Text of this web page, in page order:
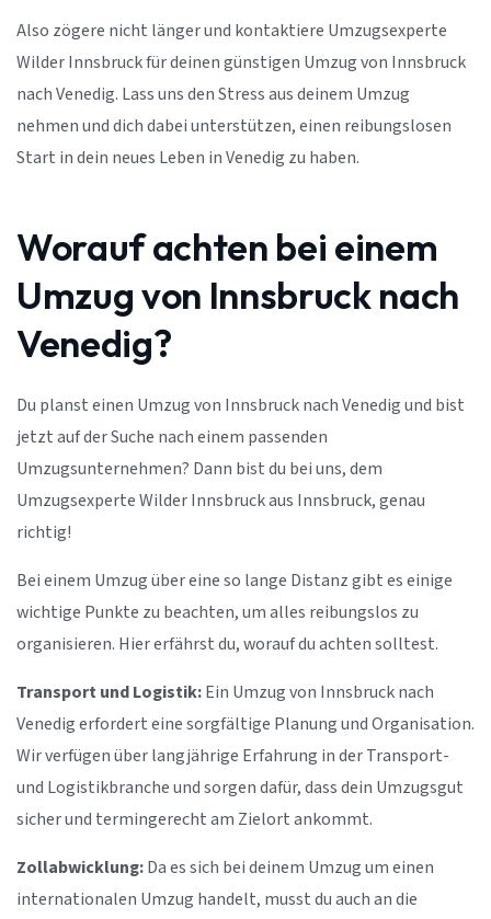
Also zögere nicht länger und kontaktiere Umzugsexperte
Wilder Innsbruck für deinen günstigen Umzug von Innsbruck
nach Venedig. Lass uns den Stress aus deinem Umzug
nehmen und dich dabei unterstützen, einen reibungslosen
Start in dein neues Leben in Venedig zu haben.
Worauf achten bei einem
Umzug von Innsbruck nach
Venedig?
Du planst einen Umzug von Innsbruck nach Venedig und bist
jetzt auf der Suche nach einem passenden
Umzugsunternehmen? Dann bist du bei uns, dem
Umzugsexperte Wilder Innsbruck aus Innsbruck, genau
richtig!
Bei einem Umzug über eine so lange Distanz gibt es einige
wichtige Punkte zu beachten, um alles reibungslos zu
organisieren. Hier erfährst du, worauf du achten solltest.
Transport und Logistik:Ein Umzug von Innsbruck nach
Venedig erfordert eine sorgfältige Planung und Organisation.
Wir verfügen über langjährige Erfahrung in der Transport-
und Logistikbranche und sorgen dafür, dass dein Umzugsgut
sicher und termingerecht am Zielort ankommt.
Zollabwicklung:Da es sich bei deinem Umzug um einen
internationalen Umzug handelt, musst du auch an die